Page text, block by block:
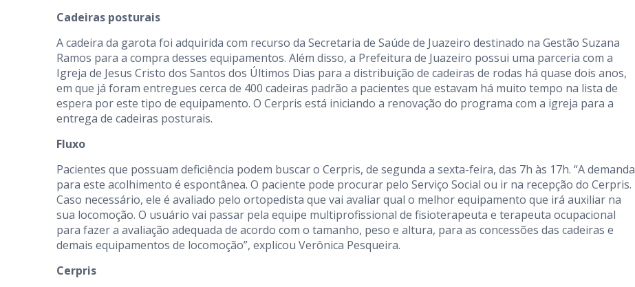
Cadeiras posturais
A cadeira da garota foi adquirida com recurso da Secretaria de Saúde de Juazeiro destinado na Gestão Suzana
Ramos para a compra desses equipamentos. Além disso, a Prefeitura de Juazeiro possui uma parceria com a
Igreja de Jesus Cristo dos Santos dos Últimos Dias para a distribuição de cadeiras de rodas há quase dois anos,
em que já foram entregues cerca de 400 cadeiras padrão a pacientes que estavam há muito tempo na lista de
espera por este tipo de equipamento. O Cerpris está iniciando a renovação do programa com a igreja para a
entrega de cadeiras posturais.
Fluxo
Pacientes que possuam deficiência podem buscar o Cerpris, de segunda a sexta-feira, das 7h às 17h. “A demanda
para este acolhimento é espontânea. O paciente pode procurar pelo Serviço Social ou ir na recepção do Cerpris.
Caso necessário, ele é avaliado pelo ortopedista que vai avaliar qual o melhor equipamento que irá auxiliar na
sua locomoção. O usuário vai passar pela equipe multiprofissional de fisioterapeuta e terapeuta ocupacional
para fazer a avaliação adequada de acordo com o tamanho, peso e altura, para as concessões das cadeiras e
demais equipamentos de locomoção”, explicou Verônica Pesqueira.
Cerpris